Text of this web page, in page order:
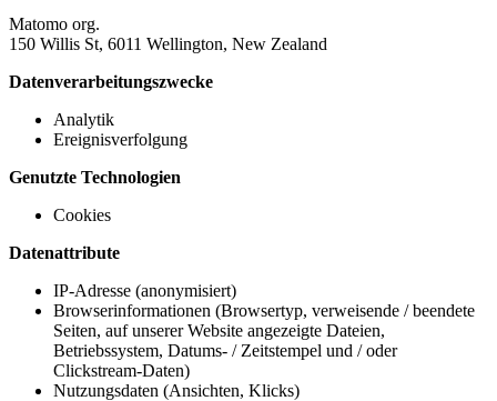
Matomo org.
150 Willis St, 6011 Wellington, New Zealand
Datenverarbeitungszwecke
Analytik
Ereignisverfolgung
Genutzte Technologien
Cookies
Datenattribute
IP-Adresse (anonymisiert)
Browserinformationen (Browsertyp, verweisende / beendete
Seiten, auf unserer Website angezeigte Dateien,
Betriebssystem, Datums- / Zeitstempel und / oder
Clickstream-Daten)
Nutzungsdaten (Ansichten, Klicks)